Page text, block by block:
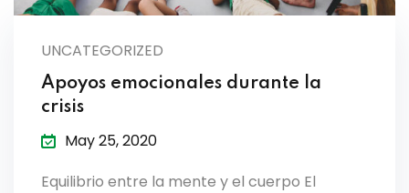
UNCATEGORIZED
Apoyos emocionales durante la
crisis
May 25, 2020
Equilibrio entre la mente y el cuerpo El